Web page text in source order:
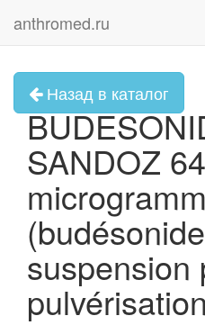
anthromed.ru
Назад в каталог
SANDOZ 64
suspension